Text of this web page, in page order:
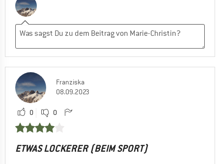
Franziska
08.09.2023
0 0
ETWAS LOCKERER (BEIM SPORT)